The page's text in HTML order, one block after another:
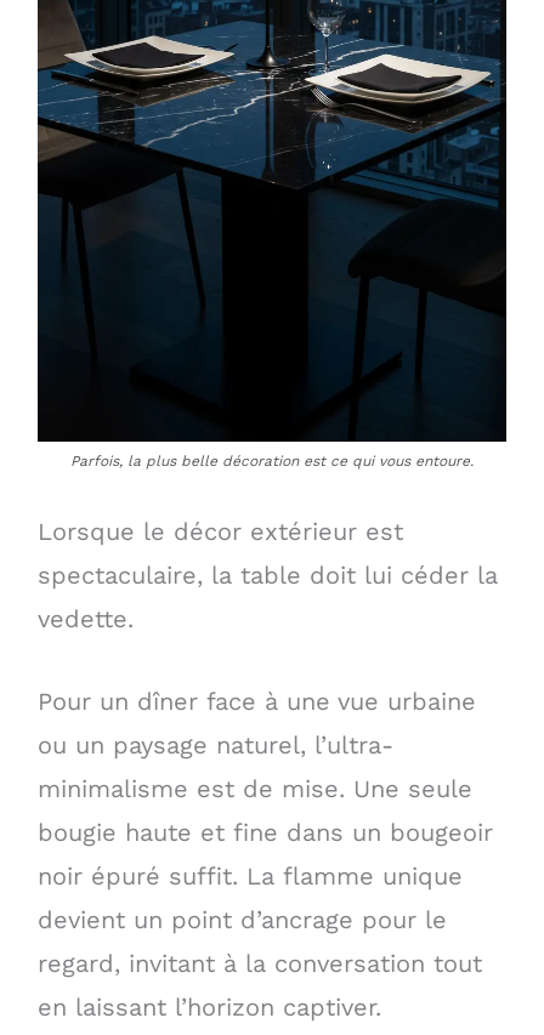
Parfois, la plus belle décoration est ce qui vous entoure.
Lorsque le décor extérieur est
spectaculaire, la table doit lui céder la
vedette.
Pour un dîner face à une vue urbaine
ou un paysage naturel, l’ultra-
minimalisme est de mise. Une seule
bougie haute et fine dans un bougeoir
noir épuré suffit. La flamme unique
devient un point d’ancrage pour le
regard, invitant à la conversation tout
en laissant l’horizon captiver.